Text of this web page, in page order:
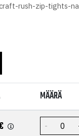
rush-zip-tights-
MÄÄRÄ
€